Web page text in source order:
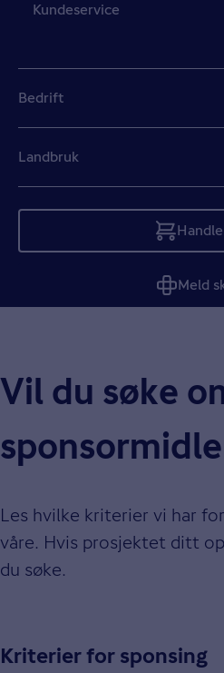
Kundeservice
Bedrift
Landbruk
Tom
Meld
Vil du søke
Les hvilke kriterier vi har
våre. Hvis prosjektet ditt
du søke.
Kriterier for sponsing